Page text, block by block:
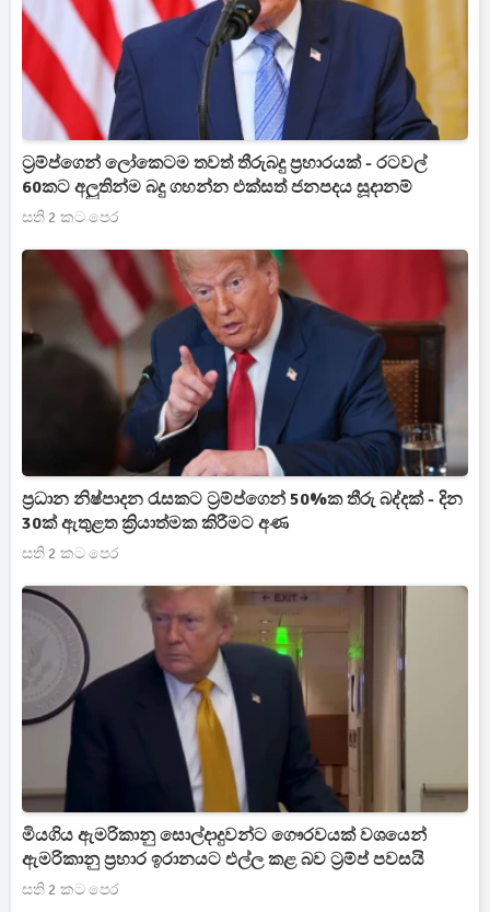
ට්‍රම්ප්ගෙන් ලෝකෙටම තවත් තීරුබදු ප්‍රහාරයක් - රටවල්
60කට අලුතින්ම බදු ගහන්න එක්සත් ජනපදය සූදානම්
සති 2 කට පෙර
ප්‍රධාන නිෂ්පාදන රැසකට ට්‍රම්ප්ගෙන් 50%ක තීරු බද්දක් - දින
30ක් ඇතුළත ක්‍රියාත්මක කිරීමට අණ
සති 2 කට පෙර
මියගිය ඇමරිකානු සොල්දාදුවන්ට ගෞරවයක් වශයෙන්
ඇමරිකානු ප්‍රහාර ඉරානයට එල්ල කළ බව ට්‍රම්ප් පවසයි
සති 2 කට පෙර